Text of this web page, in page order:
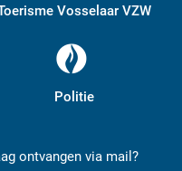
Vosselaar VZW
Politie
ontvangen via mail?